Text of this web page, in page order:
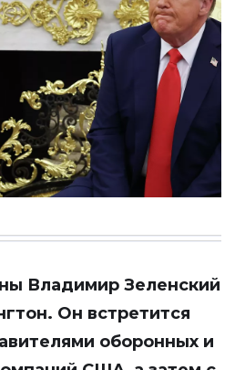
Владимир Зеленский
Он встретится
оборонных и